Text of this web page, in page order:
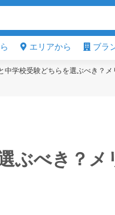
エリアから ブラ
中学校受験どちらを選ぶべき？
ぶべき？メ